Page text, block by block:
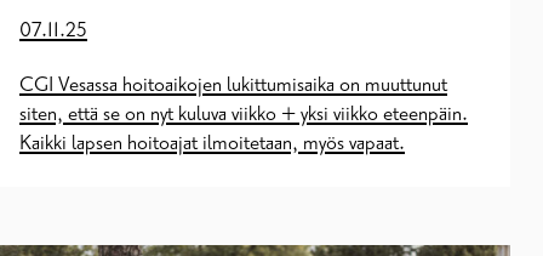
07.11.25
CGI Vesassa hoitoaikojen lukittumisaika on muuttunut
siten, että se on nyt kuluva viikko + yksi viikko eteenpäin.
Kaikki lapsen hoitoajat ilmoitetaan, myös vapaat.